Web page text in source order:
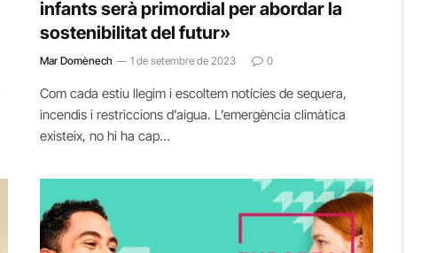
infants serà primordial per abordar la
sostenibilitat del futur»
Mar Domènech 1 de setembre de 2023 0
Com cada estiu llegim i escoltem notícies de sequera,
incendis i restriccions d’aigua. L’emergència climàtica
existeix, no hi ha cap…